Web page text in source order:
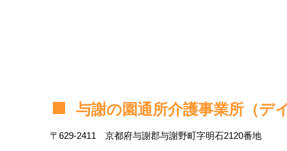
与謝の園通所介護事業所（デ
〒629-2411 京都府与謝郡与謝野町字明石2120番地